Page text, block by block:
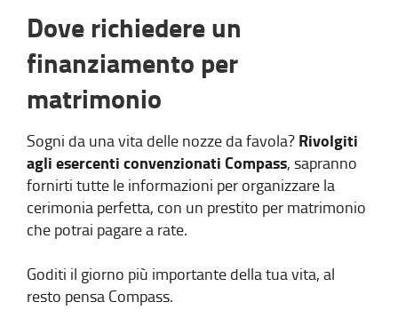
Dove richiedere un
finanziamento per
matrimonio
Sogni da una vita delle nozze da favola? Rivolgiti
agli esercenti convenzionati Compass, sapranno
fornirti tutte le informazioni per organizzare la
cerimonia perfetta, con un prestito per matrimonio
che potrai pagare a rate.
Goditi il giorno più importante della tua vita, al
resto pensa Compass.